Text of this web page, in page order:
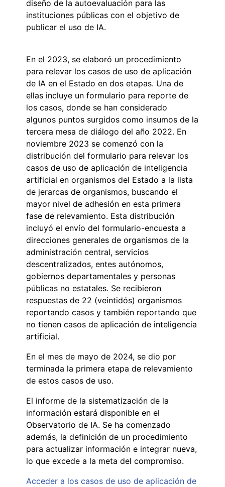
diseño de la autoevaluación para las
instituciones públicas con el objetivo de
publicar el uso de IA.
En el 2023, se elaboró un procedimiento
para relevar los casos de uso de aplicación
de IA en el Estado en dos etapas. Una de
ellas incluye un formulario para reporte de
los casos, donde se han considerado
algunos puntos surgidos como insumos de la
tercera mesa de diálogo del año 2022. En
noviembre 2023 se comenzó con la
distribución del formulario para relevar los
casos de uso de aplicación de inteligencia
artificial en organismos del Estado a la lista
de jerarcas de organismos, buscando el
mayor nivel de adhesión en esta primera
fase de relevamiento. Esta distribución
incluyó el envío del formulario-encuesta a
direcciones generales de organismos de la
administración central, servicios
descentralizados, entes autónomos,
gobiernos departamentales y personas
públicas no estatales. Se recibieron
respuestas de 22 (veintidós) organismos
reportando casos y también reportando que
no tienen casos de aplicación de inteligencia
artificial.
En el mes de mayo de 2024, se dio por
terminada la primera etapa de relevamiento
de estos casos de uso.
El informe de la sistematización de la
información estará disponible en el
Observatorio de IA. Se ha comenzado
además, la definición de un procedimiento
para actualizar información e integrar nueva,
lo que excede a la meta del compromiso.
Acceder a los casos de uso de aplicación de